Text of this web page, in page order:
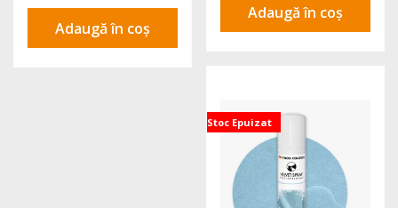
Adaugă în coș
Adaugă în coș
Stoc Epuizat